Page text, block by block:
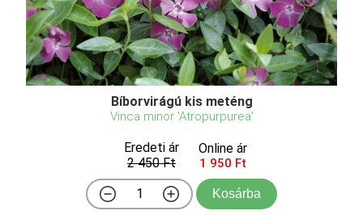
Bíborvirágú kis meténg
Vinca minor 'Atropurpurea'
Eredeti ár
2 450 Ft
Online ár
1 950 Ft
Kosárba